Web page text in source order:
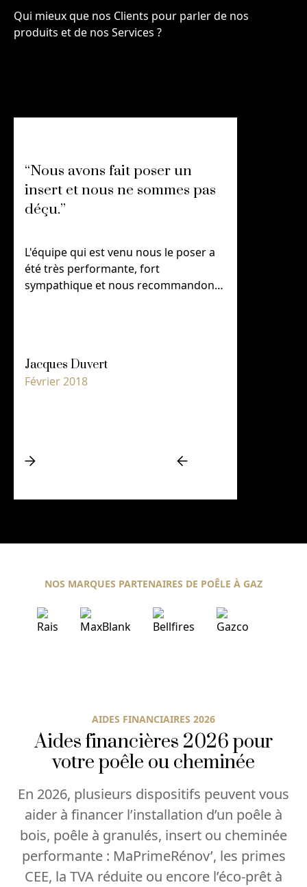
Qui mieux que nos Clients pour parler de nos
produits et de nos Services ?
“Nous avons fait poser un
insert et nous ne sommes pas
déçu.”
L'équipe qui est venu nous le poser a
été très performante, fort
sympathique et nous recommandons
Jacques Duvert
Février 2018
NOS MARQUES PARTENAIRES DE POÊLE À GAZ
AIDES FINANCIAIRES 2026
Aides financières 2026 pour
votre poêle ou cheminée
En 2026, plusieurs dispositifs peuvent vous
aider à financer l’installation d’un poêle à
bois, poêle à granulés, insert ou cheminée
performante : MaPrimeRénov’, les primes
CEE, la TVA réduite ou encore l’éco-prêt à